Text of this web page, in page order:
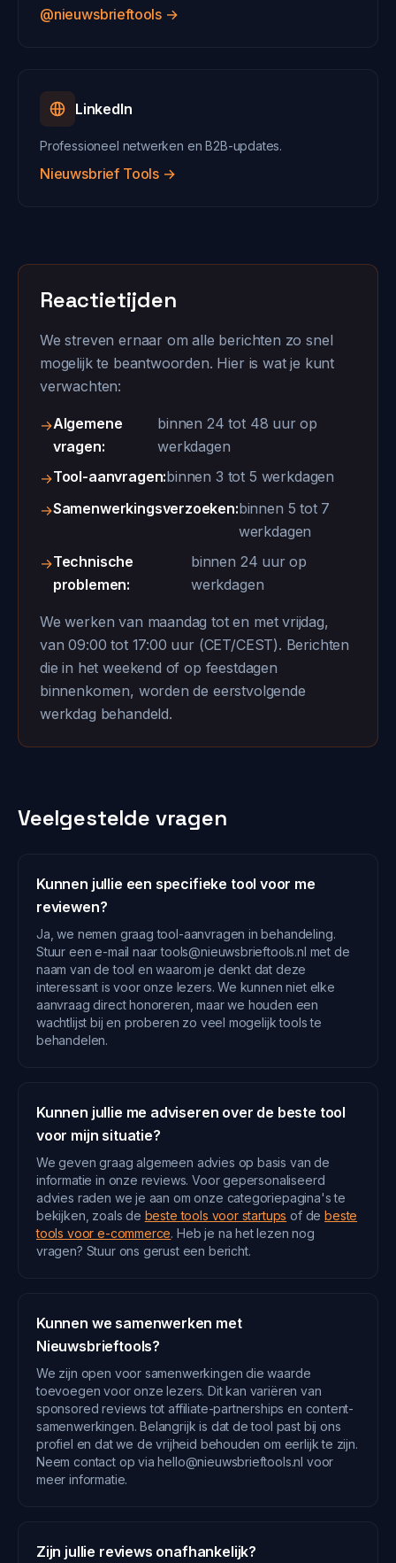
@nieuwsbrieftools →
LinkedIn
Professioneel netwerken en B2B-updates.
Nieuwsbrief Tools →
Reactietijden
We streven ernaar om alle berichten zo snel
mogelijk te beantwoorden. Hier is wat je kunt
verwachten:
→Algemene
vragen:
binnen 24 tot 48 uur op
werkdagen
→Tool-aanvragen:binnen 3 tot 5 werkdagen
→Samenwerkingsverzoeken:binnen 5 tot 7
werkdagen
→Technische
problemen:
binnen 24 uur op
werkdagen
We werken van maandag tot en met vrijdag,
van 09:00 tot 17:00 uur (CET/CEST). Berichten
die in het weekend of op feestdagen
binnenkomen, worden de eerstvolgende
werkdag behandeld.
Veelgestelde vragen
Kunnen jullie een specifieke tool voor me
reviewen?
Ja, we nemen graag tool-aanvragen in behandeling.
Stuur een e-mail naar tools@nieuwsbrieftools.nl met de
naam van de tool en waarom je denkt dat deze
interessant is voor onze lezers. We kunnen niet elke
aanvraag direct honoreren, maar we houden een
wachtlijst bij en proberen zo veel mogelijk tools te
behandelen.
Kunnen jullie me adviseren over de beste tool
voor mijn situatie?
We geven graag algemeen advies op basis van de
informatie in onze reviews. Voor gepersonaliseerd
advies raden we je aan om onze categoriepagina's te
bekijken, zoals de beste tools voor startups of debeste
tools voor e-commerce. Heb je na het lezen nog
vragen? Stuur ons gerust een bericht.
Kunnen we samenwerken met
Nieuwsbrieftools?
We zijn open voor samenwerkingen die waarde
toevoegen voor onze lezers. Dit kan variëren van
sponsored reviews tot affiliate-partnerships en content-
samenwerkingen. Belangrijk is dat de tool past bij ons
profiel en dat we de vrijheid behouden om eerlijk te zijn.
Neem contact op via hello@nieuwsbrieftools.nl voor
meer informatie.
Zijn jullie reviews onafhankelijk?